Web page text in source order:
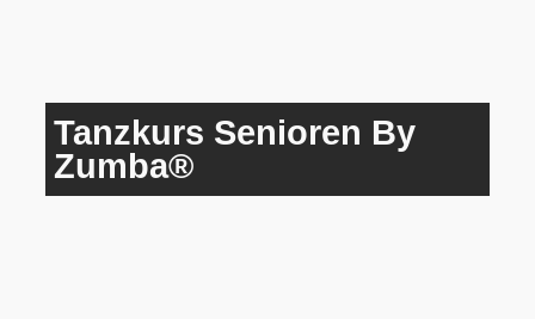
Tanzkurs Senioren By
Zumba®